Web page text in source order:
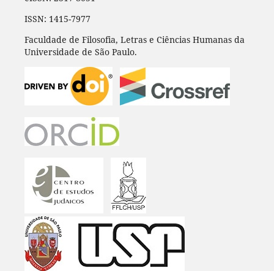
ISSN: 1415-7977
Faculdade de Filosofia, Letras e Ciências Humanas da
Universidade de São Paulo.